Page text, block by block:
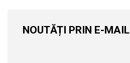
NOUTĂȚI PRIN E-MAIL